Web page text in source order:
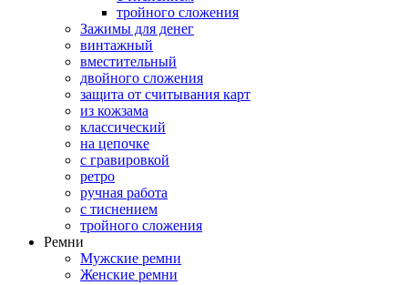
тройного сложения
Зажимы для денег
винтажный
вместительный
двойного сложения
защита от считывания карт
из кожзама
классический
на цепочке
с гравировкой
ретро
ручная работа
с тиснением
тройного сложения
Ремни
Мужские ремни
Женские ремни